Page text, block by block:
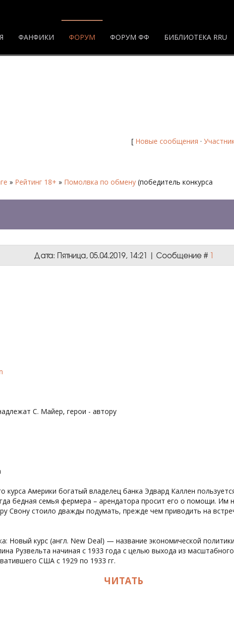
ФАНФИКИ ФОРУМ ФОРУМ ФФ БИБЛИОТЕКА RRU
[ Новые сообщения ·
» Рейтинг 18+ » Помолвка по обмену (победитель конкурса
Дата: Пятница, 05.04.2019, 14:21 | Сообщение # 1
С. Майер, герои - автору
курса Америки богатый владелец банка Эдвард Каллен
бедная семья фермера – арендатора просит его о помощи. Им
Свону стоило дважды подумать, прежде чем приводить на
Новый курс (англ. New Deal) — название экономической
Рузвельта начиная с 1933 года с целью выхода из
США с 1929 по 1933 гг.
ЧИТАТЬ